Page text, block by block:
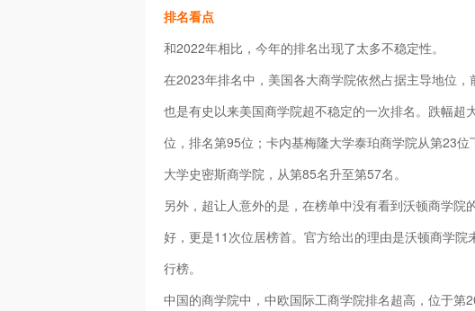
排名看点
和2022年相比，今年的排名出现了太多不稳定性。
在2023年排名中，美国各大商学院依然占据主导地位
也是有史以来美国商学院超不稳定的一次排名。跌幅
位，排名第95位；卡内基梅隆大学泰珀商学院从第23
大学史密斯商学院，从第85名升至第57名。
另外，超让人意外的是，在榜单中没有看到沃顿商学
好，更是11次位居榜首。官方给出的理由是沃顿商学
行榜。
中国的商学院中，中欧国际工商学院排名超高，位于